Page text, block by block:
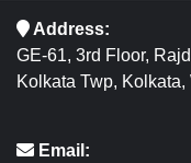
Address:
GE-61, 3rd Floor,
Kolkata Twp,
Email: